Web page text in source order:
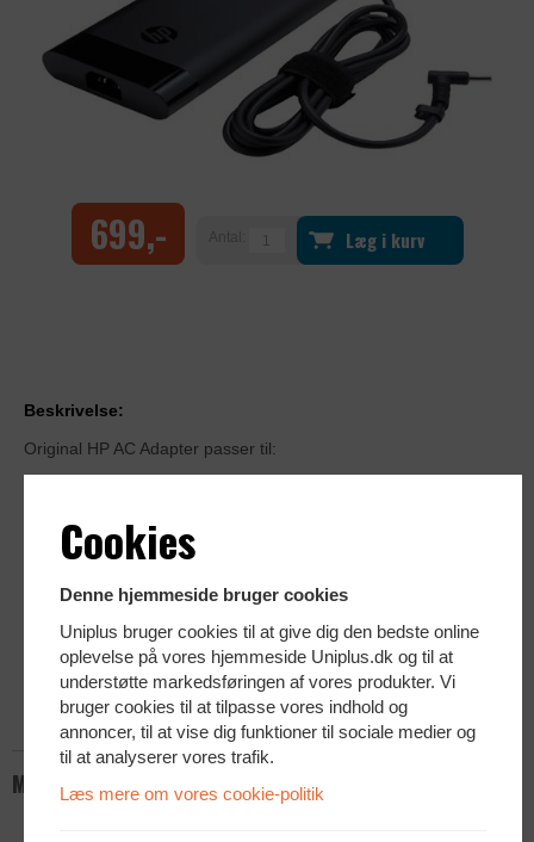
Cookies
Denne hjemmeside bruger cookies
Uniplus bruger cookies til at give dig den bedste online
oplevelse på vores hjemmeside Uniplus.dk og til at
understøtte markedsføringen af vores produkter. Vi
bruger cookies til at tilpasse vores indhold og
annoncer, til at vise dig funktioner til sociale medier og
til at analyserer vores trafik.
Læs mere om vores cookie-politik
699,- Læg i kurv
Beskrivelse:
Original HP AC Adapter passer til:
HP ZBook Power
Med flere..
Inkl. strømkabel
Ny med 1 års garanti
Mere info